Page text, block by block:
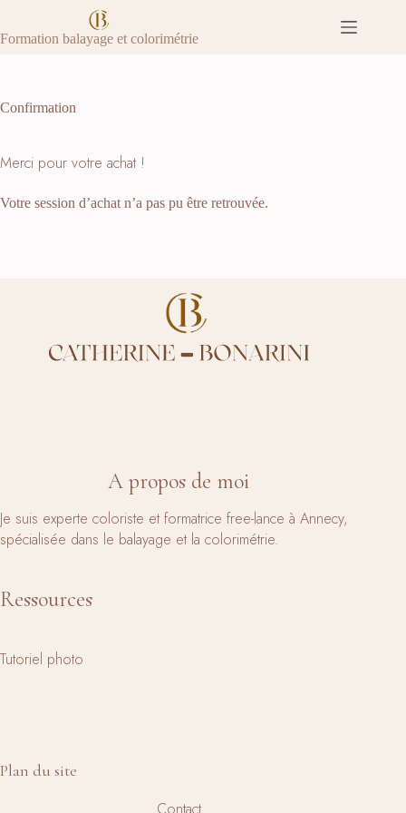
contenu
Formation balayage et colorimétrie
Confirmation
Merci pour votre achat !
Votre session d’achat n’a pas pu être retrouvée.
A propos de moi
Je suis experte coloriste et formatrice free-lance à Annecy,
spécialisée dans le balayage et la colorimétrie.
Ressources
Tutoriel photo
Plan du site